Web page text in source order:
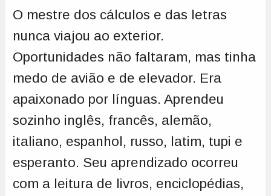
O mestre dos cálculos e das letras
nunca viajou ao exterior.
Oportunidades não faltaram, mas tinha
medo de avião e de elevador. Era
apaixonado por línguas. Aprendeu
sozinho inglês, francês, alemão,
italiano, espanhol, russo, latim, tupi e
esperanto. Seu aprendizado ocorreu
com a leitura de livros, enciclopédias,